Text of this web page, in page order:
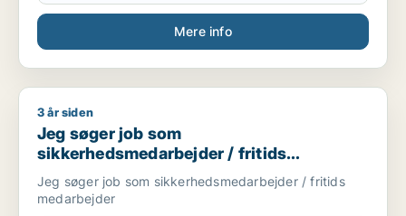
Mere info
Jeg søger job som sikkerhedsmedarbejder / fritids
3 år siden
Jeg søger job som
sikkerhedsmedarbejder / fritids
medarbejder
Jeg søger job som sikkerhedsmedarbejder / fritids
medarbejder